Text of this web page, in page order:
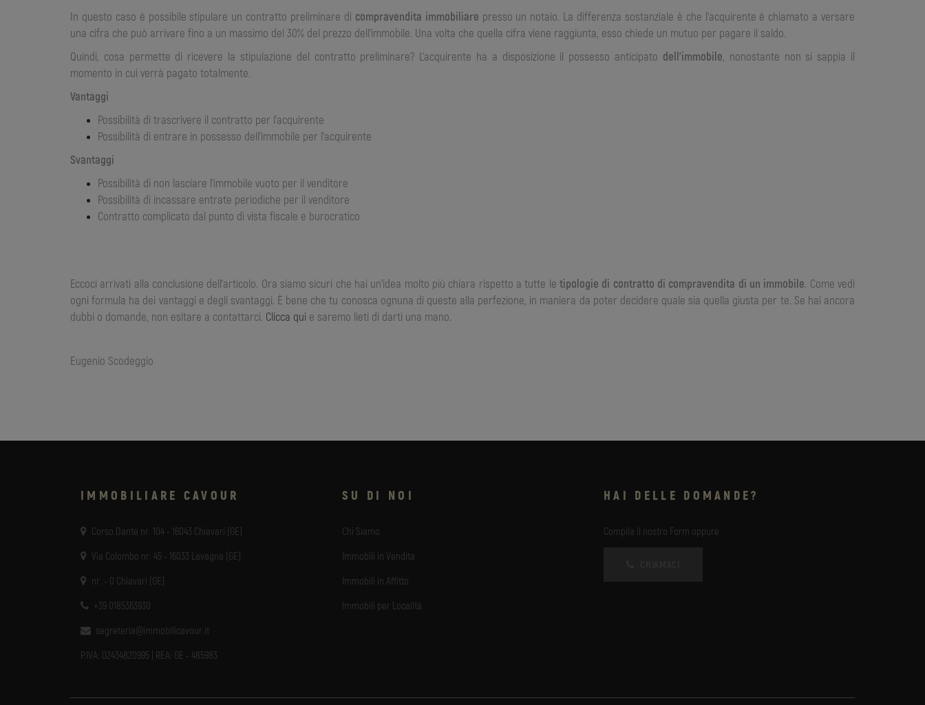
In questo caso è possibile stipulare un contratto preliminare di compravendita immobiliare presso un notaio. La differenza sostanziale è che l’acquirente è chiamato a versare
una cifra che può arrivare fino a un massimo del 30% del prezzo dell’immobile. Una volta che quella cifra viene raggiunta, esso chiede un mutuo per pagare il saldo.
Quindi, cosa permette di ricevere la stipulazione del contratto preliminare? L’acquirente ha a disposizione il possesso anticipato dell’immobile, nonostante non si sappia il
momento in cui verrà pagato totalmente.
Vantaggi
Possibilità di trascrivere il contratto per l’acquirente
Possibilità di entrare in possesso dell’immobile per l’acquirente
Svantaggi
Possibilità di non lasciare l’immobile vuoto per il venditore
Possibilità di incassare entrate periodiche per il venditore
Contratto complicato dal punto di vista fiscale e burocratico
Eccoci arrivati alla conclusione dell’articolo. Ora siamo sicuri che hai un’idea molto più chiara rispetto a tutte le tipologie di contratto di compravendita di un immobile. Come vedi
ogni formula ha dei vantaggi e degli svantaggi. È bene che tu conosca ognuna di queste alla perfezione, in maniera da poter decidere quale sia quella giusta per te. Se hai ancora
dubbi o domande, non esitare a contattarci. Clicca qui e saremo lieti di darti una mano.
Eugenio Scodeggio
IMMOBILIARE CAVOUR
Corso Dante nr. 104 - 16043 Chiavari (GE)
Via Colombo nr. 45 - 16033 Lavagna (GE)
nr. - 0 Chiavari (GE)
+39 0185363930
segreteria@immobilicavour.it
P.IVA: 02434820995 | REA: GE - 485983
SU DI NOI
Chi Siamo
Immobili in Vendita
Immobili in Affitto
Immobili per Località
HAI DELLE DOMANDE?
Compila il nostro Form oppure